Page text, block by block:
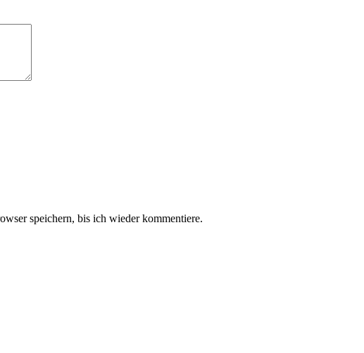
speichern, bis ich wieder kommentiere.